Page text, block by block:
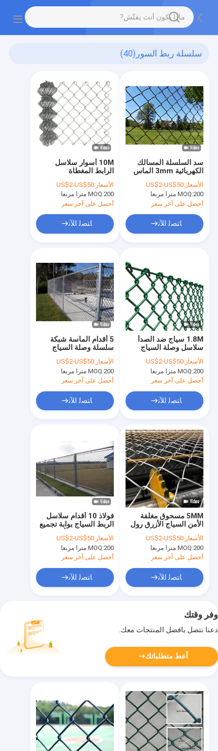
سلسلة ربط السور (40)
10M أسوار سلاسل
الرابط المغطاة
بالبي.في.سي.
الأسعار:US$2-US$50
MOQ:200 مترا مربعا
أحصل على آخر سعر
ﺎﺘﺼﻟ ﺍﻶﻧ
سد السلسلة المسالك
الكهربائية 3mm الماس
الفولاذ الحديدي سلك
شبكة
الأسعار:US$2-US$50
MOQ:200 مترا مربعا
أحصل على آخر سعر
ﺎﺘﺼﻟ ﺍﻶﻧ
5 أقدام الماسة شبكة
سلسلة وصلة السياج
الزيتية سلفر شبكة
السياج
الأسعار:US$2-US$50
MOQ:200 مترا مربعا
أحصل على آخر سعر
ﺎﺘﺼﻟ ﺍﻶﻧ
1.8M سياج ضد الصدأ
سلاسل وصلة السياج
الحديقة مغلفة بالرماد
الأخضر
الأسعار:US$2-US$50
MOQ:200 مترا مربعا
أحصل على آخر سعر
ﺎﺘﺼﻟ ﺍﻶﻧ
فولاذ 10 أقدام سلاسل
الربط السياج بوابة تجميع
سلاسل الربط الأمن
السور المستدام
الأسعار:US$2-US$50
MOQ:200 مترا مربعا
أحصل على آخر سعر
ﺎﺘﺼﻟ ﺍﻶﻧ
5MM مسحوق مغلفة
الأمن السياج الأزرق رول
سلسلة وصلة الماس
شبكة السياج شبكة
الأسعار:US$2-US$50
MOQ:200 مترا مربعا
أحصل على آخر سعر
ﺎﺘﺼﻟ ﺍﻶﻧ
وفر وقتك
دعنا نتصل بأفضل المنتجات معك.
أعط متطلباتك